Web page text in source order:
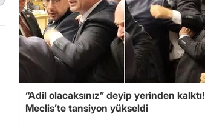
“Adil olacaksınız” deyip yerinden kalktı!
Meclis’te tansiyon yükseldi